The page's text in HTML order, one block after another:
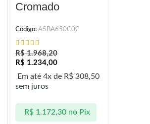
Cromado
Código: A5BA650C0C
R$1.968,20
R$ 1.234,00
Em até 4x de R$ 308,50
sem juros
R$1.172,30 no Pix